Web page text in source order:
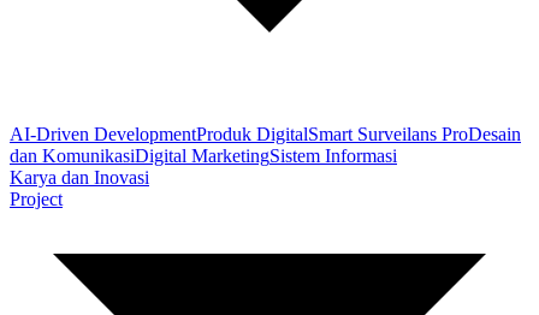
AI-Driven DevelopmentProduk DigitalSmart Surveilans ProDesain
dan KomunikasiDigital MarketingSistem Informasi
Karya dan Inovasi
Project